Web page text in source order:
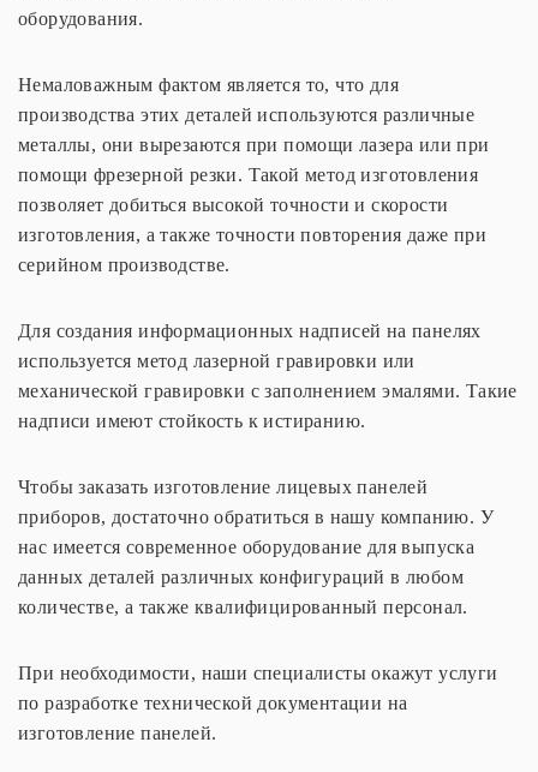
оборудования.
Немаловажным фактом является то, что для
производства этих деталей используются различные
металлы, они вырезаются при помощи лазера или при
помощи фрезерной резки. Такой метод изготовления
позволяет добиться высокой точности и скорости
изготовления, а также точности повторения даже при
серийном производстве.
Для создания информационных надписей на панелях
используется метод лазерной гравировки или
механической гравировки с заполнением эмалями. Такие
надписи имеют стойкость к истиранию.
Чтобы заказать изготовление лицевых панелей
приборов, достаточно обратиться в нашу компанию. У
нас имеется современное оборудование для выпуска
данных деталей различных конфигураций в любом
количестве, а также квалифицированный персонал.
При необходимости, наши специалисты окажут услуги
по разработке технической документации на
изготовление панелей.